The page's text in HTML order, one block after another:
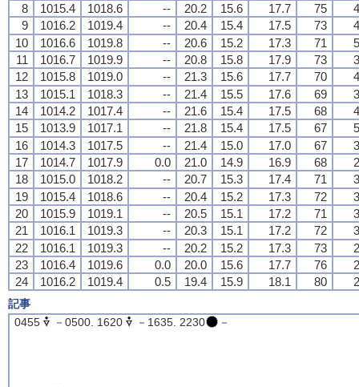
8
1015.4 1018.6 -- 20.2 15.6 17.7 75
9
1016.2 1019.4 -- 20.4 15.4 17.5 73
10
1016.6 1019.8 -- 20.6 15.2 17.3 71
11
1016.7 1019.9 -- 20.8 15.8 17.9 73
12
1015.8 1019.0 -- 21.3 15.6 17.7 70
13
1015.1 1018.3 -- 21.4 15.5 17.6 69
14
1014.2 1017.4 -- 21.6 15.4 17.5 68
15
1013.9 1017.1 -- 21.8 15.4 17.5 67
16
1014.3 1017.5 -- 21.4 15.0 17.0 67
17
1014.7 1017.9 0.0 21.0 14.9 16.9 68
18
1015.0 1018.2 -- 20.7 15.3 17.4 71
19
1015.4 1018.6 -- 20.4 15.2 17.3 72
20
1015.9 1019.1 -- 20.5 15.1 17.2 71
21
1016.1 1019.3 -- 20.3 15.1 17.2 72
22
1016.1 1019.3 -- 20.2 15.2 17.3 73
23
1016.4 1019.6 0.0 20.0 15.6 17.7 76
24
1016.2 1019.4 0.5 19.4 15.9 18.1 80
記事
0455
－0500. 1620 －1635. 2230 －